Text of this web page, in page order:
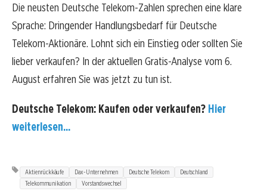
Die neusten Deutsche Telekom-Zahlen sprechen eine klare
Sprache: Dringender Handlungsbedarf für Deutsche
Telekom-Aktionäre. Lohnt sich ein Einstieg oder sollten Sie
lieber verkaufen? In der aktuellen Gratis-Analyse vom 6.
August erfahren Sie was jetzt zu tun ist.
Deutsche Telekom: Kaufen oder verkaufen? Hier
weiterlesen...
Aktienrückkäufe Dax-Unternehmen Deutsche Telekom
Deutschland
Telekommunikation
Vorstandswechsel